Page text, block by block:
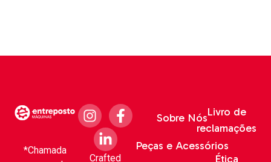
*Chamada
Sobre Nós
Peças e Acessórios
Livro de
reclamações
Ética
Crafted